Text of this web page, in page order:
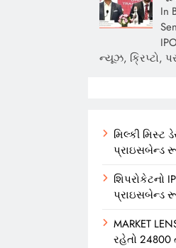
In
ન્યૂઝ, ક્રિપ્ટો,
મિલ્કી મિસ્ટ
પ્રાઇસબેન્ડ
પ્રાઇસબેન્ડ
MARKET
રહેતો 24800